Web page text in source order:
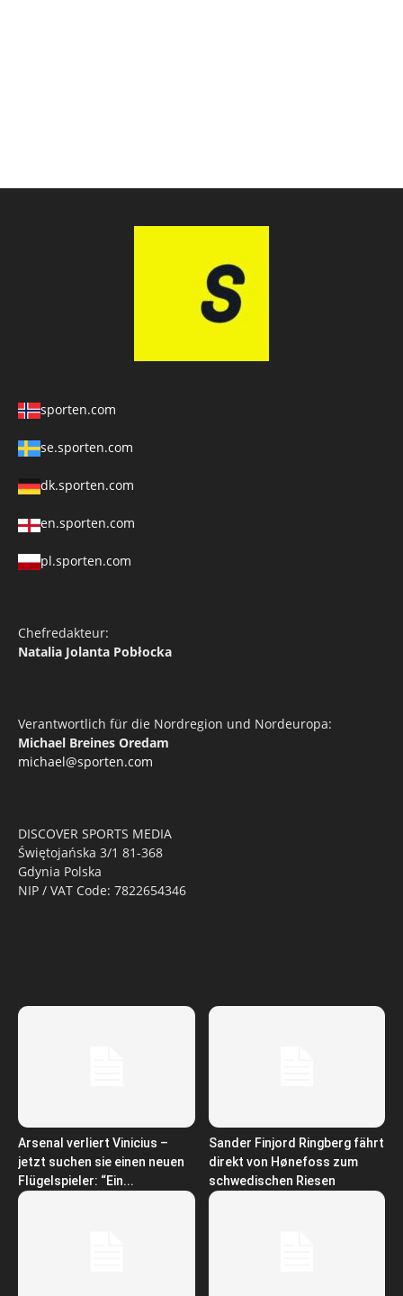
sporten.com
se.sporten.com
dk.sporten.com
en.sporten.com
pl.sporten.com
Chefredakteur:
Natalia Jolanta Pobłocka
Verantwortlich für die Nordregion und Nordeuropa:
Michael Breines Oredam
michael@sporten.com
DISCOVER SPORTS MEDIA
Świętojańska 3/1 81-368
Gdynia Polska
NIP / VAT Code: 7822654346
Arsenal verliert Vinicius –
jetzt suchen sie einen neuen
Flügelspieler: “Ein...
Sander Finjord Ringberg fährt
direkt von Hønefoss zum
schwedischen Riesen